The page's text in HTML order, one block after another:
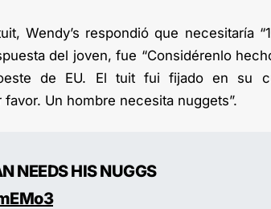
Wendy’s respondió que necesitaría
del joven, fue “Considérenlo
de EU. El tuit fui fijado en su
Un hombre necesita nuggets”.
NEEDS HIS NUGGS